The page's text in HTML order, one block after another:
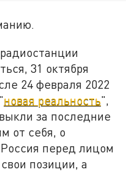
31 октября
24 февраля 2022
новая реальность",
за последние
от себя, о
перед лицом
позиции, а